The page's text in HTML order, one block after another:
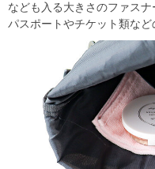
なども入る大きさのファス
パスポートやチケット類など